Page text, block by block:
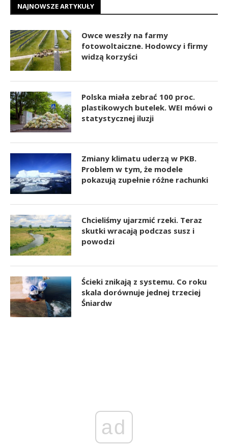
NAJNOWSZE ARTYKUŁY
Owce weszły na farmy
fotowoltaiczne. Hodowcy i firmy
widzą korzyści
Polska miała zebrać 100 proc.
plastikowych butelek. WEI mówi o
statystycznej iluzji
Zmiany klimatu uderzą w PKB.
Problem w tym, że modele
pokazują zupełnie różne rachunki
Chcieliśmy ujarzmić rzeki. Teraz
skutki wracają podczas susz i
powodzi
Ścieki znikają z systemu. Co roku
skala dorównuje jednej trzeciej
Śniardw
ad